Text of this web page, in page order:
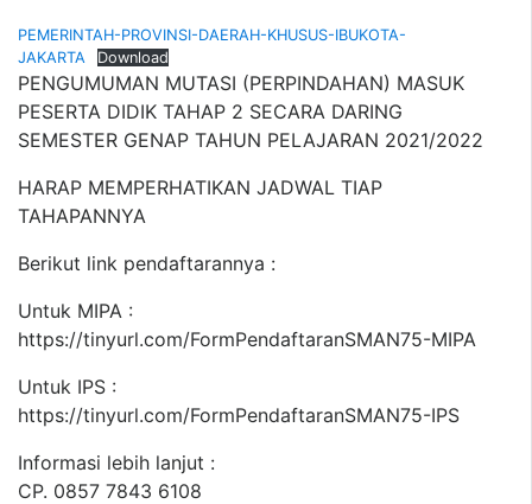
PEMERINTAH-PROVINSI-DAERAH-KHUSUS-IBUKOTA-
JAKARTA
Download
PENGUMUMAN MUTASI (PERPINDAHAN) MASUK
PESERTA DIDIK TAHAP 2 SECARA DARING
SEMESTER GENAP TAHUN PELAJARAN 2021/2022
HARAP MEMPERHATIKAN JADWAL TIAP
TAHAPANNYA
Berikut link pendaftarannya :
Untuk MIPA :
https://tinyurl.com/FormPendaftaranSMAN75-MIPA
Untuk IPS :
https://tinyurl.com/FormPendaftaranSMAN75-IPS
Informasi lebih lanjut :
CP. 0857 7843 6108